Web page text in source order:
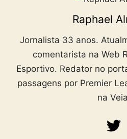
Raphael
Jornalista 33 anos.
comentarista na Web
Esportivo. Redator no
passagens por Premier
na